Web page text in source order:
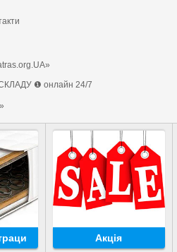
СКЛАДУ ❶ онлайн 24/7
Акція